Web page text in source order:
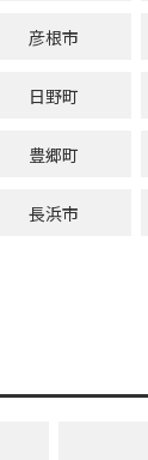
彦根市
日野町
豊郷町
長浜市